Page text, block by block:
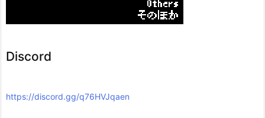
Discord
https://discord.gg/q76HVJqaen